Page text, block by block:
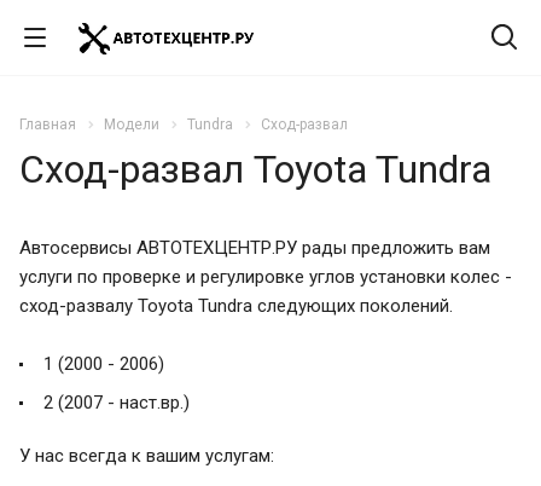
Главная Модели Tundra Сход-развал
Сход-развал Toyota Tundra
Автосервисы АВТОТЕХЦЕНТР.РУ рады предложить вам
услуги по проверке и регулировке углов установки колес -
сход-развалу Toyota Tundra следующих поколений.
1 (2000 - 2006)
2 (2007 - наст.вр.)
У нас всегда к вашим услугам: